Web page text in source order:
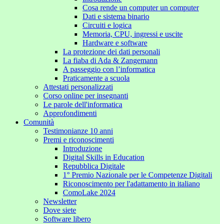
Cosa rende un computer un computer
Dati e sistema binario
Circuiti e logica
Memoria, CPU, ingressi e uscite
Hardware e software
La protezione dei dati personali
La fiaba di Ada & Zangemann
A passeggio con l’informatica
Praticamente a scuola
Attestati personalizzati
Corso online per insegnanti
Le parole dell'informatica
Approfondimenti
Comunità
Testimonianze 10 anni
Premi e riconoscimenti
Introduzione
Digital Skills in Education
Repubblica Digitale
1° Premio Nazionale per le Competenze Digitali
Riconoscimento per l'adattamento in italiano
ComoLake 2024
Newsletter
Dove siete
Software libero